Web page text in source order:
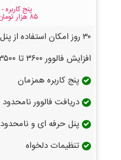
پنج کاربره - ۱ ماهه
۸۵ هزار تومان تخفیف
۳۰ روز امکان استفاده از پنل
افزایش فالوور ۳۶۰۰ تا ۱۳۵۰۰ برای هر اکانت
پنج کاربره همزمان
دریافت فالوور نامحدود
پنل حرفه ای و نامحدود
تنظیمات دلخواه